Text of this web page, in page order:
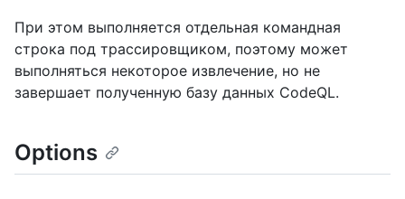
При этом выполняется отдельная командная
строка под трассировщиком, поэтому может
выполняться некоторое извлечение, но не
завершает полученную базу данных CodeQL.
Options